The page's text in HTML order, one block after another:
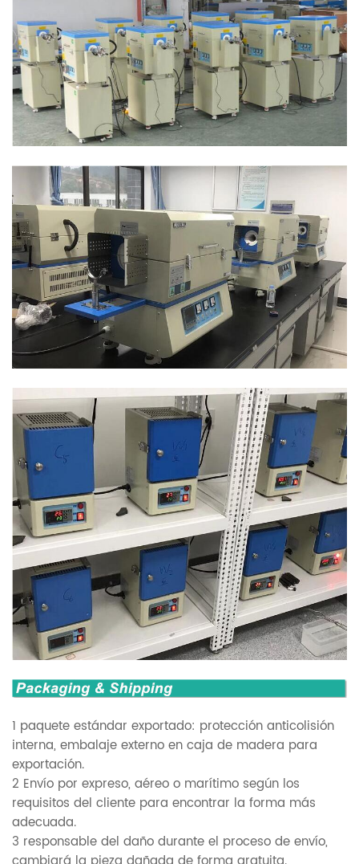
1 paquete estándar exportado: protección anticolisión
interna, embalaje externo en caja de madera para
exportación.
2 Envío por expreso, aéreo o marítimo según los
requisitos del cliente para encontrar la forma más
adecuada.
3 responsable del daño durante el proceso de envío,